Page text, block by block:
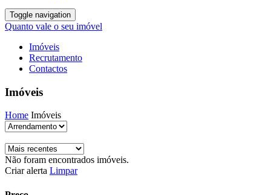
Toggle navigation
Quanto vale o seu imóvel
Imóveis
Recrutamento
Contactos
Imóveis
Home Imóveis
Não foram encontrados imóveis.
Criar alerta Limpar